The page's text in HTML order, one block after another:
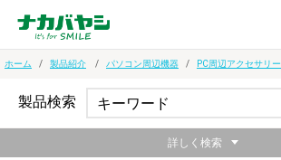
ホーム 製品紹介 パソコン周辺機器 PC周辺アクセサリー
製品検索
詳しく検索